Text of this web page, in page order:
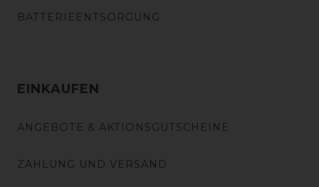
BATTERIEENTSORGUNG
EINKAUFEN
ANGEBOTE & AKTIONSGUTSCHEINE
ZAHLUNG UND VERSAND